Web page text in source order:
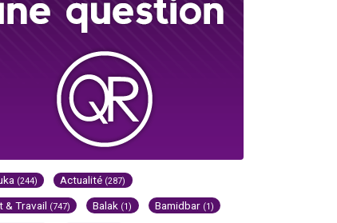
(244) Actualité (287)
& Travail (747) Balak (1) Bamidbar (1)